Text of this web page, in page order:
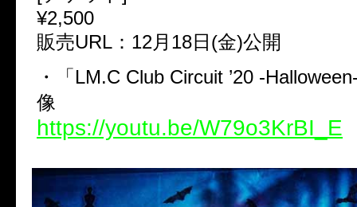
¥2,500
販売URL：12月18日(金)公開
・「LM.C Club Circuit ’20 -
像
https://youtu.be/W79o3KrBI_E